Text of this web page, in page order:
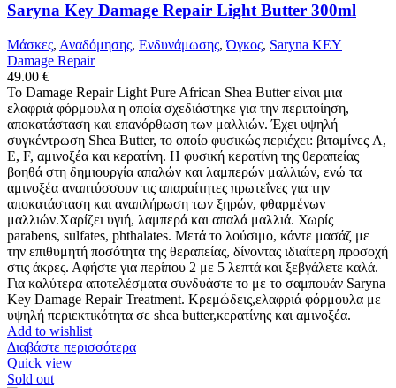
Saryna Key Damage Repair Light Butter 300ml
Μάσκες, Αναδόμησης, Ενδυνάμωσης,Όγκος, Saryna KEY
Damage Repair
49.00 €
Το Damage Repair Light Pure African Shea Butter είναι μια
ελαφριά φόρμουλα η οποία σχεδιάστηκε για την περιποίηση,
αποκατάσταση και επανόρθωση των μαλλιών. Έχει υψηλή
συγκέντρωση Shea Butter, το οποίο φυσικώς περιέχει: βιταμίνες A,
E, F, αμινοξέα και κερατίνη. Η φυσική κερατίνη της θεραπείας
βοηθά στη δημιουργία απαλών και λαμπερών μαλλιών, ενώ τα
αμινοξέα αναπτύσσουν τις απαραίτητες πρωτεΐνες για την
αποκατάσταση και αναπλήρωση των ξηρών, φθαρμένων
μαλλιών.Χαρίζει υγιή, λαμπερά και απαλά μαλλιά. Χωρίς
parabens, sulfates, phthalates. Μετά το λούσιμο, κάντε μασάζ με
την επιθυμητή ποσότητα της θεραπείας, δίνοντας ιδιαίτερη προσοχή
στις άκρες. Αφήστε για περίπου 2 με 5 λεπτά και ξεβγάλετε καλά.
Για καλύτερα αποτελέσματα συνδυάστε το με το σαμπουάν Saryna
Key Damage Repair Treatment. Κρεμώδεις,ελαφριά φόρμουλα με
υψηλή περιεκτικότητα σε shea butter,κερατίνης και αμινοξέα.
Add to wishlist
Διαβάστε περισσότερα
Quick view
Sold out